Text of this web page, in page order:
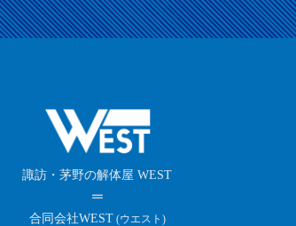
諏訪・茅野の解体屋 WEST
合同会社WEST(ウエスト)